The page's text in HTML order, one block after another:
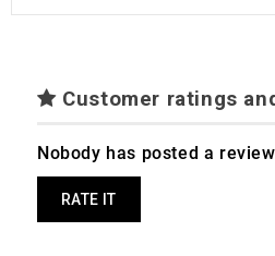
Customer ratings
Nobody has posted a
RATE IT